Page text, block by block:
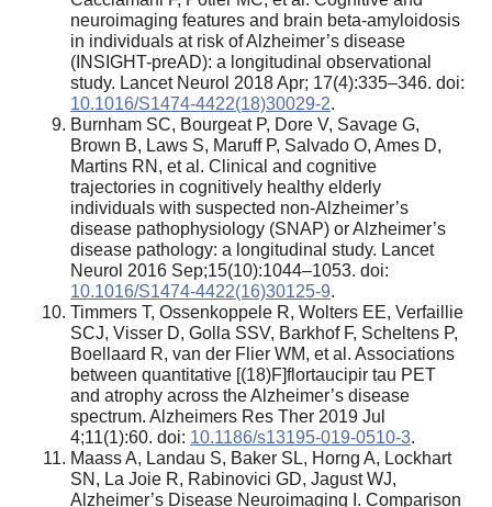
neuroimaging features and brain beta-amyloidosis
in individuals at risk of Alzheimer’s disease
(INSIGHT-preAD): a longitudinal observational
study. Lancet Neurol 2018 Apr; 17(4):335–346. doi:
10.1016/S1474-4422(18)30029-2.
Burnham SC, Bourgeat P, Dore V, Savage G,
Brown B, Laws S, Maruff P, Salvado O, Ames D,
Martins RN, et al. Clinical and cognitive
trajectories in cognitively healthy elderly
individuals with suspected non-Alzheimer’s
disease pathophysiology (SNAP) or Alzheimer’s
disease pathology: a longitudinal study. Lancet
Neurol 2016 Sep;15(10):1044–1053. doi:
10.1016/S1474-4422(16)30125-9.
Timmers T, Ossenkoppele R, Wolters EE, Verfaillie
SCJ, Visser D, Golla SSV, Barkhof F, Scheltens P,
Boellaard R, van der Flier WM, et al. Associations
between quantitative [(18)F]flortaucipir tau PET
and atrophy across the Alzheimer’s disease
spectrum. Alzheimers Res Ther 2019 Jul
4;11(1):60. doi: 10.1186/s13195-019-0510-3.
Maass A, Landau S, Baker SL, Horng A, Lockhart
SN, La Joie R, Rabinovici GD, Jagust WJ,
Alzheimer’s Disease Neuroimaging I. Comparison